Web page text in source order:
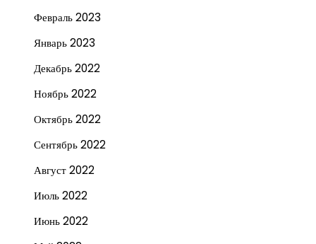
Февраль 2023
Январь 2023
Декабрь 2022
Ноябрь 2022
Октябрь 2022
Сентябрь 2022
Август 2022
Июль 2022
Июнь 2022